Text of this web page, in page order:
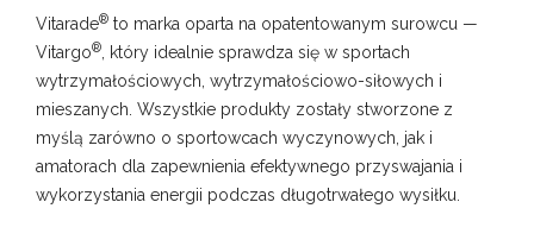
Vitarade® to marka oparta na opatentowanym surowcu —
Vitargo®, który idealnie sprawdza się w sportach
wytrzymałościowych, wytrzymałościowo-siłowych i
mieszanych. Wszystkie produkty zostały stworzone z
myślą zarówno o sportowcach wyczynowych, jak i
amatorach dla zapewnienia efektywnego przyswajania i
wykorzystania energii podczas długotrwałego wysiłku.